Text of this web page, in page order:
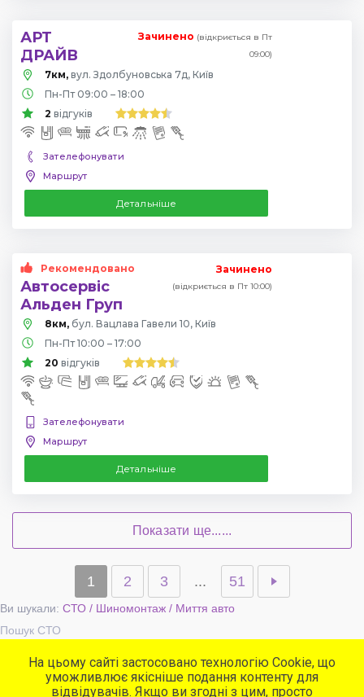
АРТ
ДРАЙВ
Зачинено (відкриється в Пт
09:00)
7км, вул. Здолбуновська 7д, Київ
Пн-Пт 09:00 – 18:00
2 відгуків
Зателефонувати
Маршрут
Детальніше
Рекомендовано
Автосервіс
Альден Груп
Зачинено
(відкриється в Пт 10:00)
8км, бул. Вацлава Гавели 10, Київ
Пн-Пт 10:00 – 17:00
20 відгуків
Зателефонувати
Маршрут
Детальніше
Показати ще......
1 2 3 ... 51
Ви шукали: СТО / Шиномонтаж / Миття авто
Пошук СТО
Популярні сервіси
СТО
На цьому сайті застосовано технологію Cookie, що
уможливлює якісніше подання контенту для
відвідувачів. Якщо ви згодні з цим, просто